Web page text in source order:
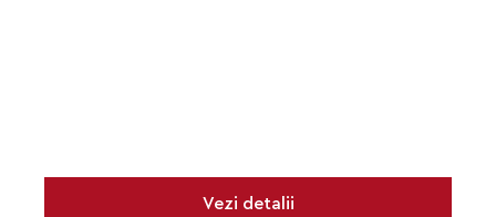
Vezi detalii